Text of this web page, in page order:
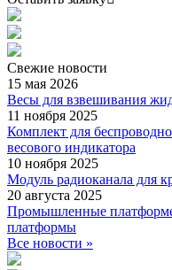
Свежие новости
15 мая 2026
Весы для взвешивания
11 ноября 2025
Комплект для
весового индикатора
10 ноября 2025
Модуль радиоканала для
20 августа 2025
Промышленные
платформы
Все новости »